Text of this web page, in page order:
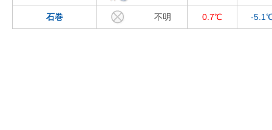
石巻 不明 0.7℃ -